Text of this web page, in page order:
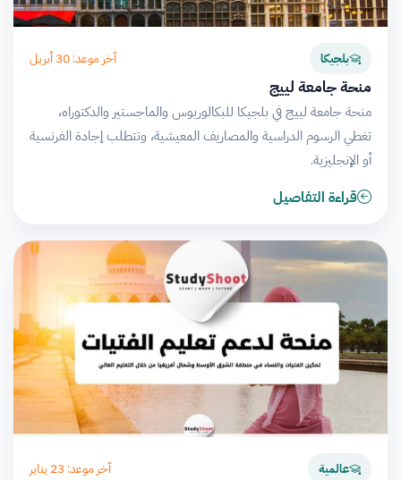
بلجيكا آخر موعد: 30 أبريل
منحة جامعة لييج
منحة جامعة لييج في بلجيكا للبكالوريوس والماجستير والدكتوراه،
تغطي الرسوم الدراسية والمصاريف المعيشية، وتتطلب إجادة الفرنسية
أو الإنجليزية.
قراءة التفاصيل
عالمية آخر موعد: 23 يناير